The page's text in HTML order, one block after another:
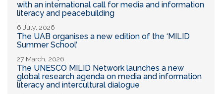
with an international call for media and information
literacy and peacebuilding
6 July, 2026
The UAB organises a new edition of the ‘MILID
Summer School’
27 March, 2026
The UNESCO MILID Network launches a new
global research agenda on media and information
literacy and intercultural dialogue